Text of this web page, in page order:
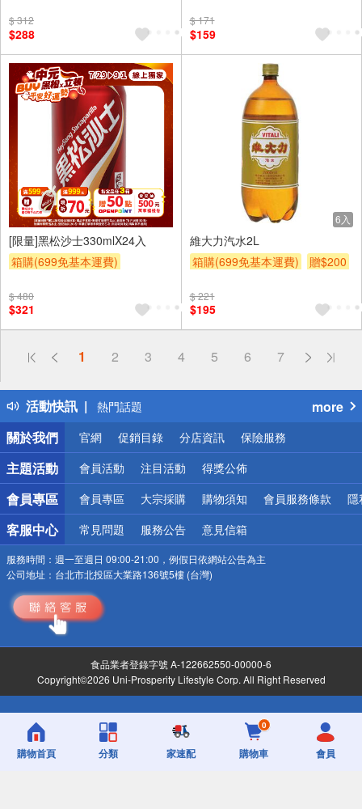
$ 312
$288
$ 171
$159
24入
[限量]黑松沙士330mlX24入
箱購(699免基本運費)
贈OPENPOINT
滿額折
$ 480
$321
6入
維大力汽水2L
箱購(699免基本運費)
贈$200
$ 221
$195
1 2 3 4 5 6 7
活動快訊
偏遠地區配送
得獎公告
熱門話題
銀行優惠
偏遠地區配送
詐騙網頁！請小心！
more
關於我們
官網 促銷目錄 分店資訊 保險服務
主題活動 會員活動 注目活動 得獎公佈
會員專區 會員專區 大宗採購 購物須知 會員服務條款 隱
客服中心 常見問題 服務公告 意見信箱
服務時間： 週一至週日 09:00-21:00，例假日依網站公告為主
公司地址： 台北市北投區大業路136號5樓 (台灣)
食品業者登錄字號 A-122662550-00000-6
Copyright©2026 Uni-Prosperity Lifestyle Corp. All Right Reserved
購物首頁 分類 家速配
0
購物車 會員